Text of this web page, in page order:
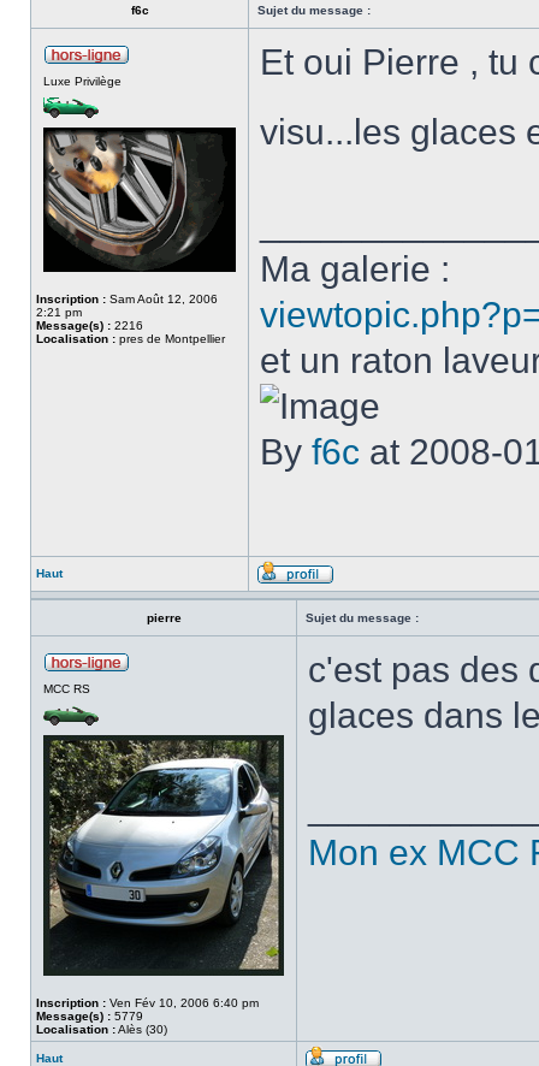
f6c Sujet du message :
Luxe Privilège
Inscription : Sam Août 12, 2006
2:21 pm
Message(s) : 2216
Localisation : pres de Montpellier
Et oui Pierre , tu
visu...les glaces
Ma galerie :
et un raton
By f6c at 2008-
Haut
pierre Sujet du message :
MCC RS
Inscription : Ven Fév 10, 2006 6:40 pm
Message(s) : 5779
Localisation :Alès (30)
c'est pas des
glaces dans
Mon ex MCC
Haut